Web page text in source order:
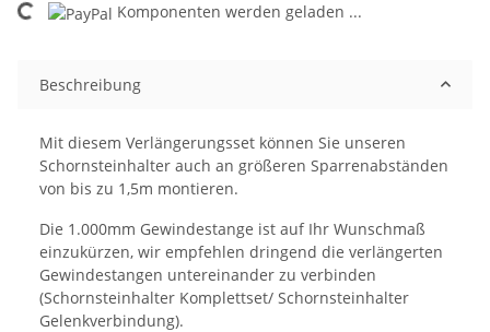
Loading... Komponenten werden geladen ...
Beschreibung
Mit diesem Verlängerungsset können Sie unseren
Schornsteinhalter auch an größeren Sparrenabständen
von bis zu 1,5m montieren.
Die 1.000mm Gewindestange ist auf Ihr Wunschmaß
einzukürzen, wir empfehlen dringend die verlängerten
Gewindestangen untereinander zu verbinden
(Schornsteinhalter Komplettset/ Schornsteinhalter
Gelenkverbindung).